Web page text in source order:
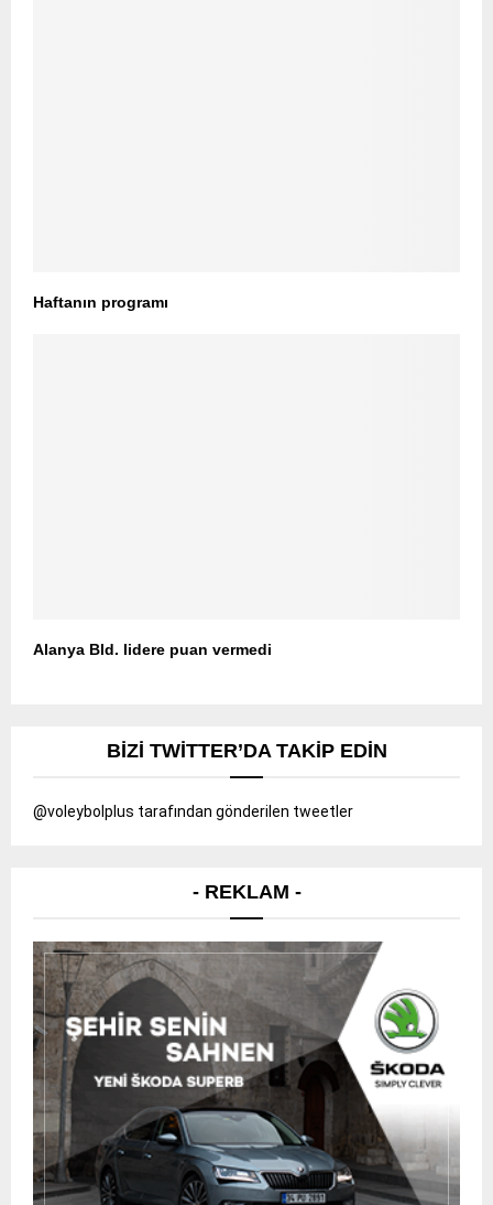
Haftanın programı
Alanya Bld. lidere puan vermedi
BIZI TWITTER’DA TAKIP EDIN
@voleybolplus tarafından gönderilen tweetler
- REKLAM -